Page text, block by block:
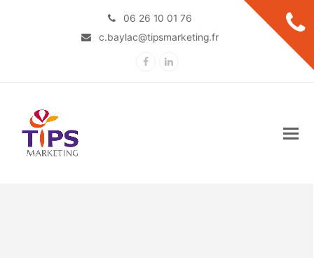
06 26 10 01 76
c.baylac@tipsmarketing.fr
FacebookLinkedIn